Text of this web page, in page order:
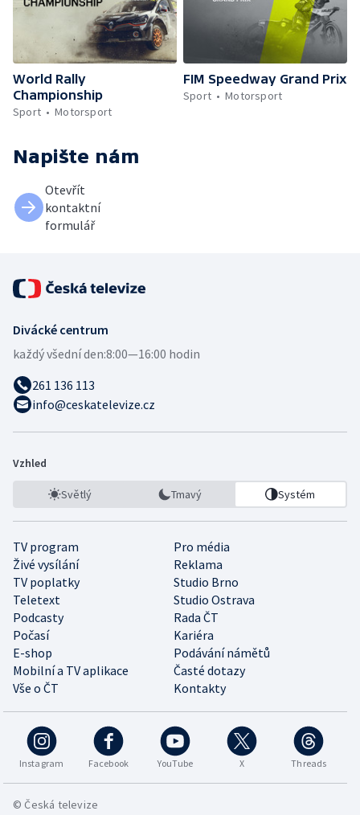
World Rally
Championship
Sport
Motorsport
FIM Speedway Grand Prix
Sport
Motorsport
Napište nám
Otevřít
kontaktní
formulář
Divácké centrum
každý všední den:8:00—16:00 hodin
261 136 113
info@ceskatelevize.cz
Vzhled
Světlý Tmavý Systém
TV program
Pro média
Živé vysílání
Reklama
TV poplatky
Studio Brno
Teletext
Studio Ostrava
Podcasty
Rada ČT
Počasí
Kariéra
E-shop
Podávání námětů
Mobilní a TV aplikace
Časté dotazy
Vše o ČT
Kontakty
Instagram Facebook YouTube X Threads
© Česká televize